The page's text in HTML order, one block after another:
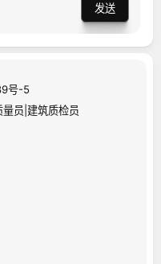
发送
号-5
量员|建筑质检员